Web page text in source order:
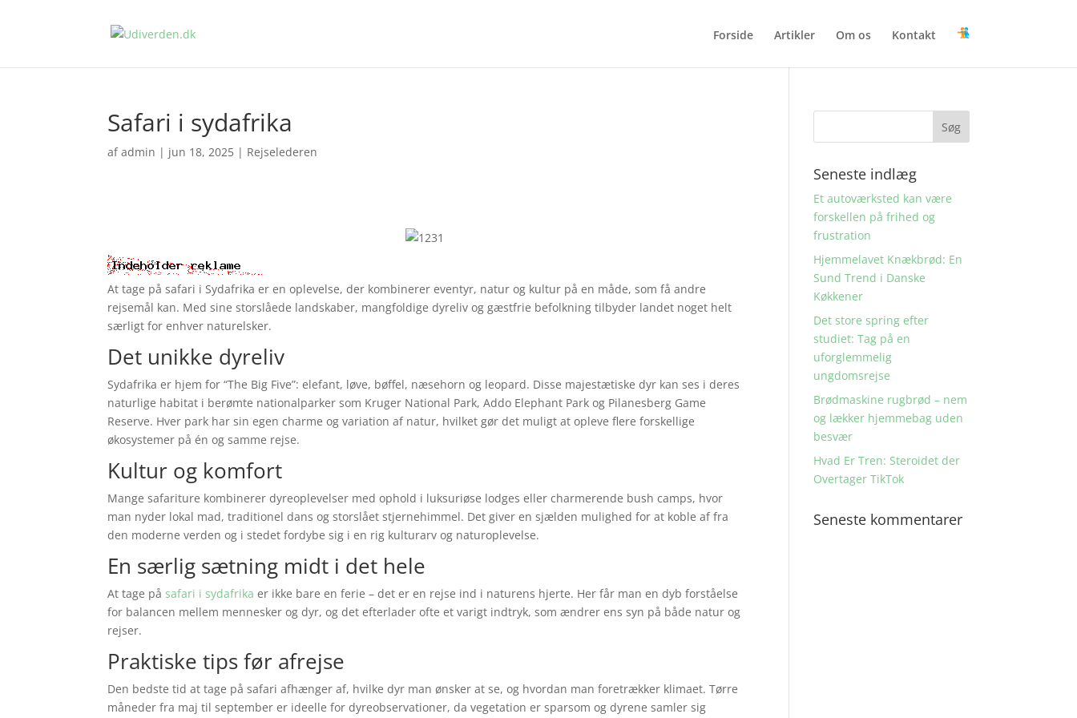
Forside Artikler Om os Kontakt
Safari i sydafrika
afadmin | jun 18, 2025 | Rejselederen
At tage på safari i Sydafrika er en oplevelse, der kombinerer eventyr, natur og kultur på en måde, som få andre
rejsemål kan. Med sine storslåede landskaber, mangfoldige dyreliv og gæstfrie befolkning tilbyder landet noget helt
særligt for enhver naturelsker.
Det unikke dyreliv
Sydafrika er hjem for “The Big Five”: elefant, løve, bøffel, næsehorn og leopard. Disse majestætiske dyr kan ses i deres
naturlige habitat i berømte nationalparker som Kruger National Park, Addo Elephant Park og Pilanesberg Game
Reserve. Hver park har sin egen charme og variation af natur, hvilket gør det muligt at opleve flere forskellige
økosystemer på én og samme rejse.
Kultur og komfort
Mange safariture kombinerer dyreoplevelser med ophold i luksuriøse lodges eller charmerende bush camps, hvor
man nyder lokal mad, traditionel dans og storslået stjernehimmel. Det giver en sjælden mulighed for at koble af fra
den moderne verden og i stedet fordybe sig i en rig kulturarv og naturoplevelse.
En særlig sætning midt i det hele
At tage påsafari i sydafrika er ikke bare en ferie – det er en rejse ind i naturens hjerte. Her får man en dyb forståelse
for balancen mellem mennesker og dyr, og det efterlader ofte et varigt indtryk, som ændrer ens syn på både natur og
rejser.
Praktiske tips før afrejse
Den bedste tid at tage på safari afhænger af, hvilke dyr man ønsker at se, og hvordan man foretrækker klimaet. Tørre
måneder fra maj til september er ideelle for dyreobservationer, da vegetation er sparsom og dyrene samler sig
Seneste indlæg
Et autoværksted kan være
forskellen på frihed og
frustration
Hjemmelavet Knækbrød: En
Sund Trend i Danske
Køkkener
Det store spring efter
studiet: Tag på en
uforglemmelig
ungdomsrejse
Brødmaskine rugbrød – nem
og lækker hjemmebag uden
besvær
Hvad Er Tren: Steroidet der
Overtager TikTok
Seneste kommentarer